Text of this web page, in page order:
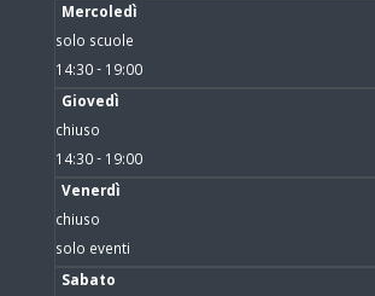
Mercoledì
solo scuole
14:30 - 19:00
Giovedì
chiuso
14:30 - 19:00
Venerdì
chiuso
solo eventi
Sabato